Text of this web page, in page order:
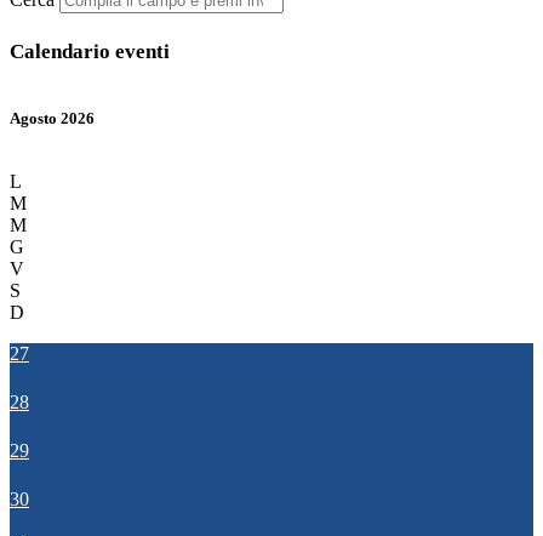
Calendario eventi
Agosto 2026
L
M
M
G
V
S
D
27
28
29
30